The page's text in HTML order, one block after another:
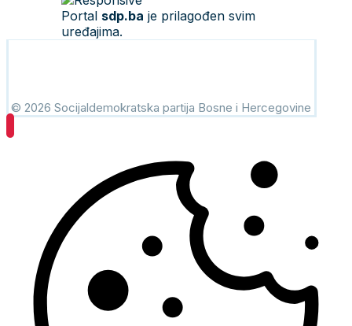
Portal sdp.ba je prilagođen svim
uređajima.
© 2026 Socijaldemokratska partija Bosne i Hercegovine